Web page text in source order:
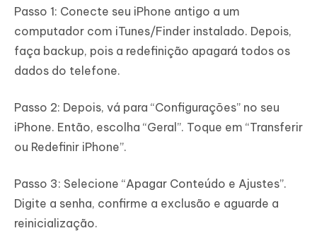
Passo 1: Conecte seu iPhone antigo a um
computador com iTunes/Finder instalado. Depois,
faça backup, pois a redefinição apagará todos os
dados do telefone.
Passo 2: Depois, vá para “Configurações” no seu
iPhone. Então, escolha “Geral”. Toque em “Transferir
ou Redefinir iPhone”.
Passo 3: Selecione “Apagar Conteúdo e Ajustes”.
Digite a senha, confirme a exclusão e aguarde a
reinicialização.